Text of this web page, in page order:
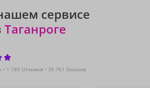
сервисе
Таганроге
1 789 Отзывов 35 761 Заказов